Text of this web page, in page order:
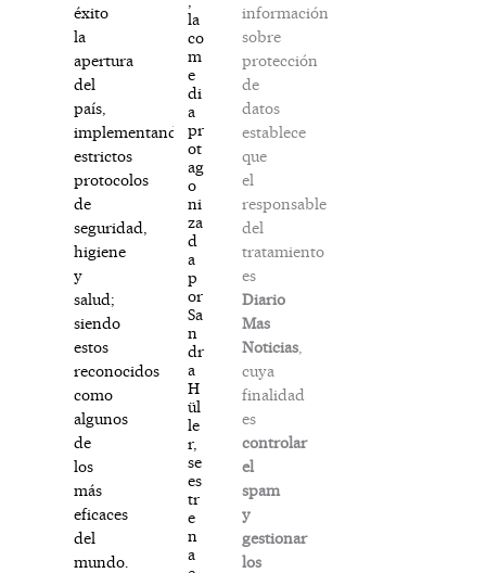
éxito
la
apertura
del
país,
implementando
estrictos
protocolos
de
seguridad,
higiene
y
salud;
siendo
estos
reconocidos
como
algunos
de
los
más
eficaces
del
mundo.
la
co
m
e
di
a
pr
ot
ag
o
ni
za
d
a
p
or
Sa
n
dr
a
H
ül
le
r,
se
es
tr
e
n
a
información
sobre
protección
de
datos
establece
que
el
responsable
del
tratamiento
es
Diario
Mas
Noticias,
cuya
finalidad
es
controlar
el
spam
y
gestionar
los